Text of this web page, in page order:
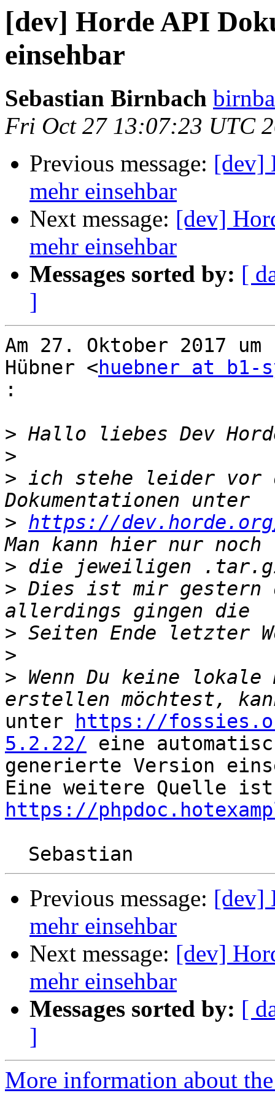
[dev] Horde API
einsehbar
Sebastian Birnbach
Fri Oct 27 13:07:23 UTC
Previous message: [dev]
mehr einsehbar
Next message: [dev]
mehr einsehbar
Messages sorted by: [
]
Am 27. Oktober 2017
Hübner <huebner at b1-
:
>
>
> ich stehe leider vor
> https://
>
> Dies ist mir gestern
>
>
> Wenn Du keine lokale
unter
https://
5.2.22/ eine
generierte Version
https://
Previous message: [dev]
mehr einsehbar
Next message: [dev]
mehr einsehbar
Messages sorted by: [
]
More information about